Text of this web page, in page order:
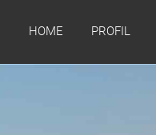
HOME PROFIL